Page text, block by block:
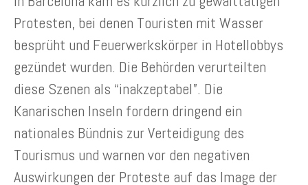
Protesten, bei denen Touristen mit Wasser
besprüht und Feuerwerkskörper in Hotellobbys
gezündet wurden. Die Behörden verurteilten
diese Szenen als “inakzeptabel”. Die
Kanarischen Inseln fordern dringend ein
nationales Bündnis zur Verteidigung des
Tourismus und warnen vor den negativen
Auswirkungen der Proteste auf das Image der